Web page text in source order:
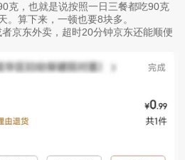
克，也就是说按照一日三餐都吃90克
。算下来，一顿也要8块多。
京东外卖，超时20分钟京东还能顺便